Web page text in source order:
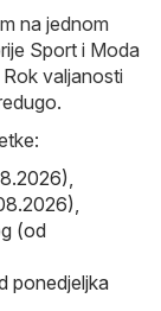
na jednom
Sport i Moda
valjanosti
,
,
(od
ponedjeljka